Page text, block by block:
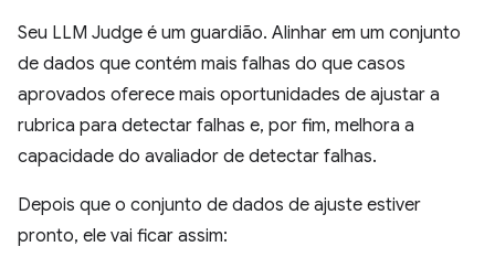
Seu LLM Judge é um guardião. Alinhar em um conjunto
de dados que contém mais falhas do que casos
aprovados oferece mais oportunidades de ajustar a
rubrica para detectar falhas e, por fim, melhora a
capacidade do avaliador de detectar falhas.
Depois que o conjunto de dados de ajuste estiver
pronto, ele vai ficar assim: